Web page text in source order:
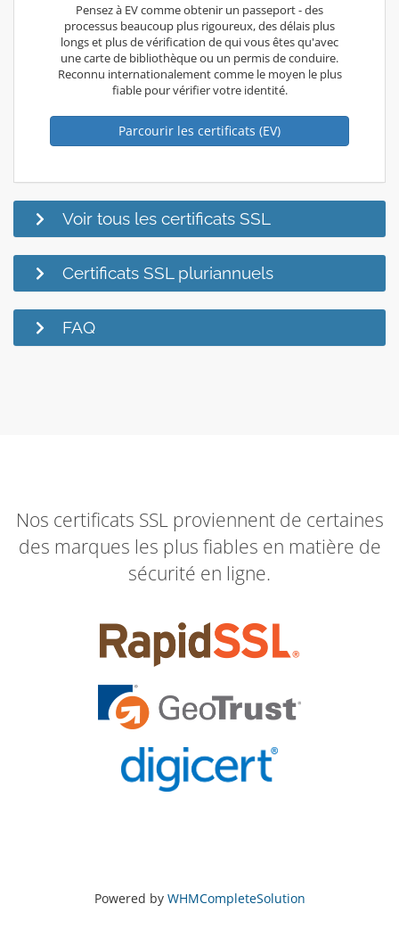
Pensez à EV comme obtenir un passeport - des
processus beaucoup plus rigoureux, des délais plus
longs et plus de vérification de qui vous êtes qu'avec
une carte de bibliothèque ou un permis de conduire.
Reconnu internationalement comme le moyen le plus
fiable pour vérifier votre identité.
Parcourir les certificats (EV)
Voir tous les certificats SSL
Certificats SSL pluriannuels
FAQ
Nos certificats SSL proviennent de certaines
des marques les plus fiables en matière de
sécurité en ligne.
Powered by WHMCompleteSolution